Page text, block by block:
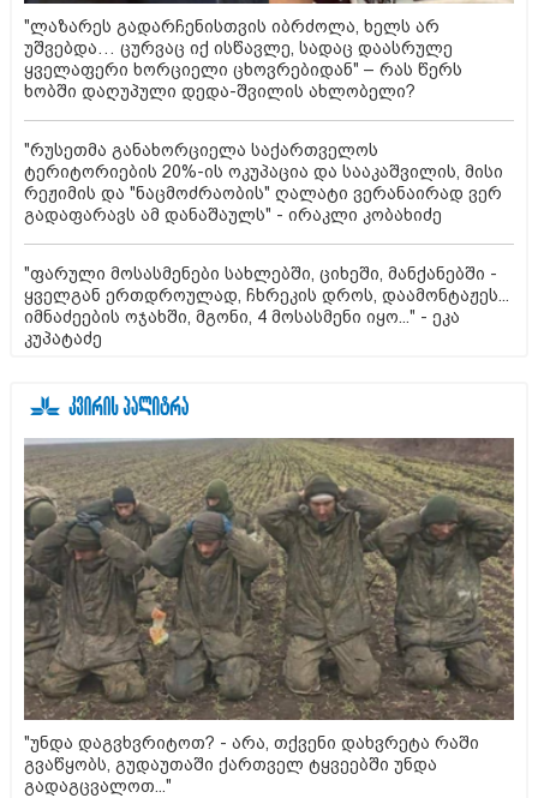
"ლაზარეს გადარჩენისთვის იბრძოლა, ხელს არ
უშვებდა… ცურვაც იქ ისწავლე, სადაც დაასრულე
ყველაფერი ხორციელი ცხოვრებიდან" – რას წერს
ხობში დაღუპული დედა-შვილის ახლობელი?
"რუსეთმა განახორციელა საქართველოს
ტერიტორიების 20%-ის ოკუპაცია და სააკაშვილის, მისი
რეჟიმის და "ნაცმოძრაობის" ღალატი ვერანაირად ვერ
გადაფარავს ამ დანაშაულს" - ირაკლი კობახიძე
"ფარული მოსასმენები სახლებში, ციხეში, მანქანებში -
ყველგან ერთდროულად, ჩხრეკის დროს, დაამონტაჟეს...
იმნაძეების ოჯახში, მგონი, 4 მოსასმენი იყო..." - ეკა
კუპატაძე
"უნდა დაგვხვრიტოთ? - არა, თქვენი დახვრეტა რაში
გვაწყობს, გუდაუთაში ქართველ ტყვეებში უნდა
გადაგცვალოთ..."